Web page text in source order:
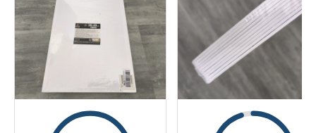
Der Praxistest
Preis-/ Leistungsverhältnis
Gesamtergebnis